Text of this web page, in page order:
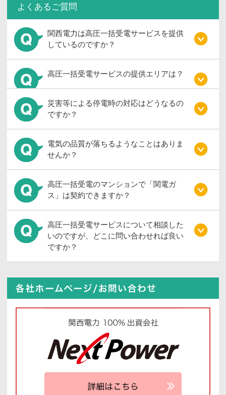
よくあるご質問
関西電力は高圧一括受電サービスを提供
しているのですか？
高圧一括受電サービスの提供エリアは？
災害等による停電時の対応はどうなるの
ですか？
電気の品質が落ちるようなことはありま
せんか？
高圧一括受電のマンションで「関電ガ
ス」は契約できますか？
高圧一括受電サービスについて相談した
いのですが、どこに問い合わせれば良い
ですか？